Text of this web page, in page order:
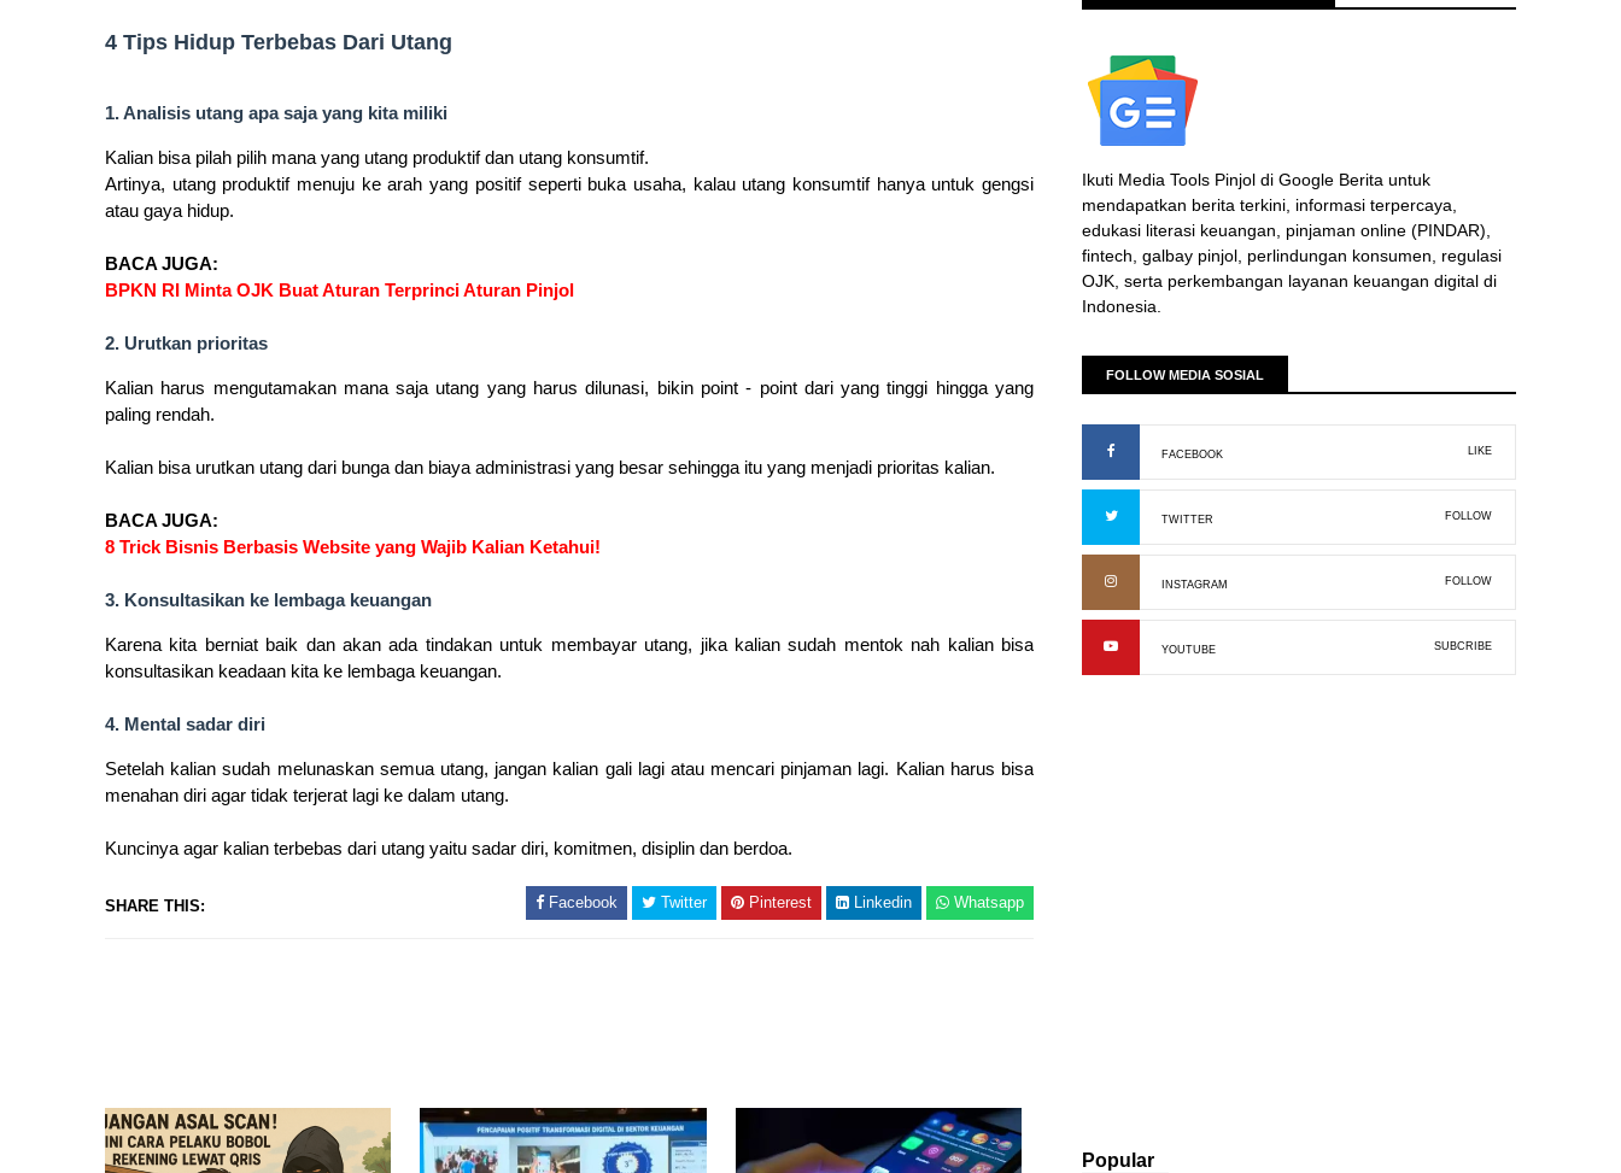
4 Tips Hidup Terbebas Dari Utang
1. Analisis utang apa saja yang kita miliki
Kalian bisa pilah pilih mana yang utang produktif dan utang konsumtif.
Artinya, utang produktif menuju ke arah yang positif seperti buka usaha, kalau utang konsumtif hanya untuk gengsi
atau gaya hidup.
BACA JUGA:
BPKN RI Minta OJK Buat Aturan Terprinci Aturan Pinjol
2. Urutkan prioritas
Kalian harus mengutamakan mana saja utang yang harus dilunasi, bikin point - point dari yang tinggi hingga yang
paling rendah.
Kalian bisa urutkan utang dari bunga dan biaya administrasi yang besar sehingga itu yang menjadi prioritas kalian.
BACA JUGA:
8 Trick Bisnis Berbasis Website yang Wajib Kalian Ketahui!
3. Konsultasikan ke lembaga keuangan
Karena kita berniat baik dan akan ada tindakan untuk membayar utang, jika kalian sudah mentok nah kalian bisa
konsultasikan keadaan kita ke lembaga keuangan.
4. Mental sadar diri
Setelah kalian sudah melunaskan semua utang, jangan kalian gali lagi atau mencari pinjaman lagi. Kalian harus bisa
menahan diri agar tidak terjerat lagi ke dalam utang.
Kuncinya agar kalian terbebas dari utang yaitu sadar diri, komitmen, disiplin dan berdoa.
SHARE THIS: Facebook Twitter Pinterest Linkedin Whatsapp
Ikuti Media Tools Pinjol di Google Berita untuk
mendapatkan berita terkini, informasi terpercaya,
edukasi literasi keuangan, pinjaman online (PINDAR),
fintech, galbay pinjol, perlindungan konsumen, regulasi
OJK, serta perkembangan layanan keuangan digital di
Indonesia.
FOLLOW MEDIA SOSIAL
FACEBOOK LIKE
TWITTER FOLLOW
INSTAGRAM FOLLOW
YOUTUBE SUBCRIBE
Popular